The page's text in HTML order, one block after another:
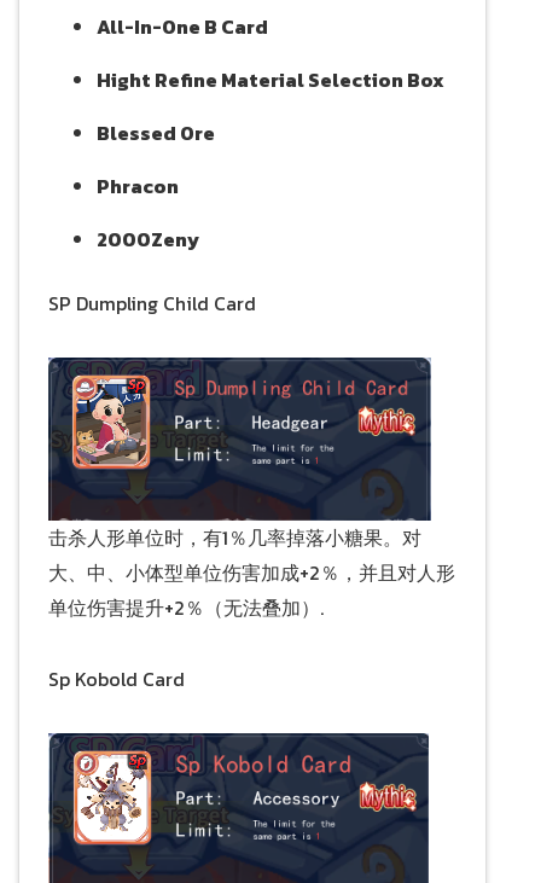
All-In-One B Card
Hight Refine Material Selection Box
Blessed Ore
Phracon
2000Zeny
SP Dumpling Child Card
击杀人形单位时，有1％几率掉落小糖果。对
大、中、小体型单位伤害加成+2％，并且对人形
单位伤害提升+2％（无法叠加）.
Sp Kobold Card